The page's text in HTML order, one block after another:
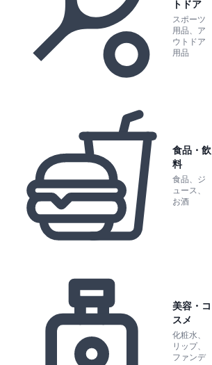
トドア
スポーツ
用品、ア
ウトドア
用品
食品・飲
料
食品、ジ
ュース、
お酒
美容・コ
スメ
化粧水、
リップ、
ファンデ